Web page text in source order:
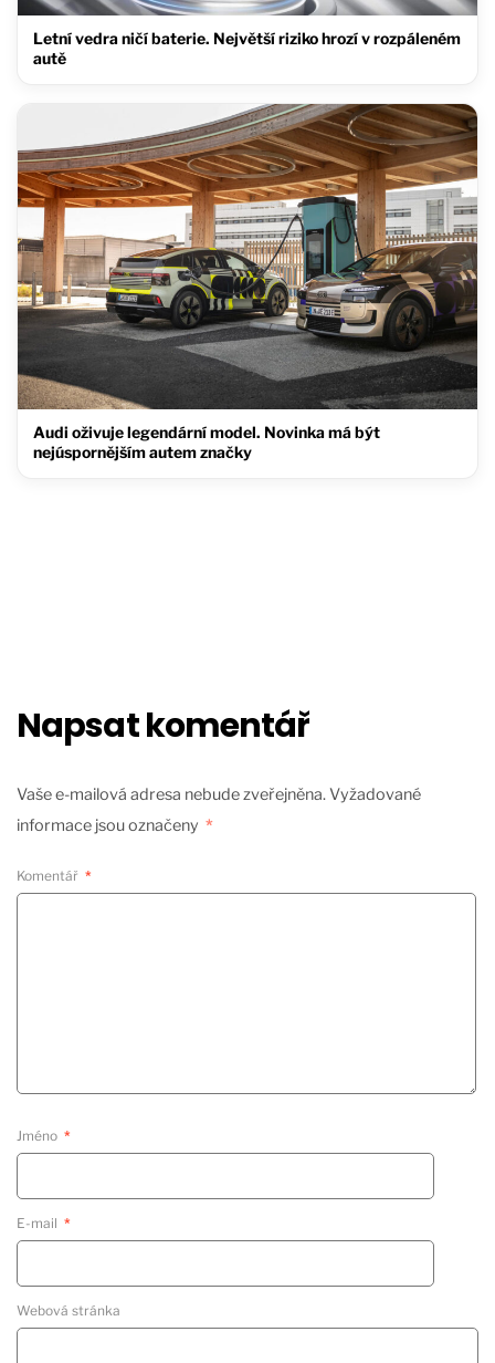
Letní vedra ničí baterie. Největší riziko hrozí v rozpáleném
autě
Audi oživuje legendární model. Novinka má být
nejúspornějším autem značky
Napsat komentář
Vaše e-mailová adresa nebude zveřejněna.Vyžadované
informace jsou označeny *
Komentář *
Jméno *
E-mail *
Webová stránka